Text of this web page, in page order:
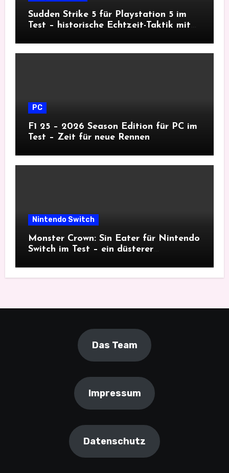
Sudden Strike 5 für Playstation 5 im
Test – historische Echtzeit-Taktik mit
PC
F1 25 – 2026 Season Edition für PC im
Test – Zeit für neue Rennen
Nintendo Switch
Monster Crown: Sin Eater für Nintendo
Switch im Test – ein düsterer
Das Team
Impressum
Datenschutz